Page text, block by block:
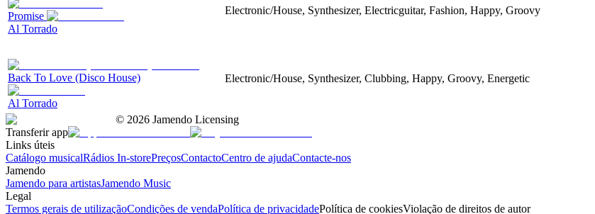
Promise
Al Torrado
Electronic/House, Synthesizer, Electricguitar, Fashion, Happy, Groovy
Back To Love (Disco House)
Al Torrado
Electronic/House, Synthesizer, Clubbing, Happy, Groovy, Energetic
© 2026 Jamendo Licensing
Transferir app
Links úteis
Catálogo musicalRádios In-storePreçosContactoCentro de ajudaContacte-nos
Jamendo
Jamendo para artistasJamendo Music
Legal
Termos gerais de utilizaçãoCondições de vendaPolítica de privacidadePolítica de cookiesViolação de direitos de autor